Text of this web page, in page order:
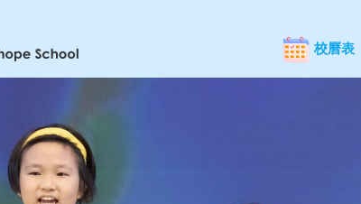
校曆表